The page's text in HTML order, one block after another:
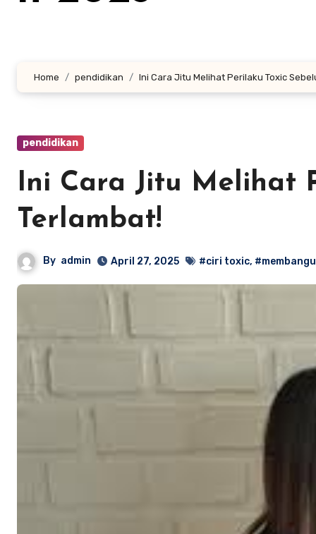
Home pendidikan Ini Cara Jitu Melihat Perilaku Toxic
pendidikan
Ini Cara Jitu Melihat
Terlambat!
By admin April 27, 2025 #ciri toxic,